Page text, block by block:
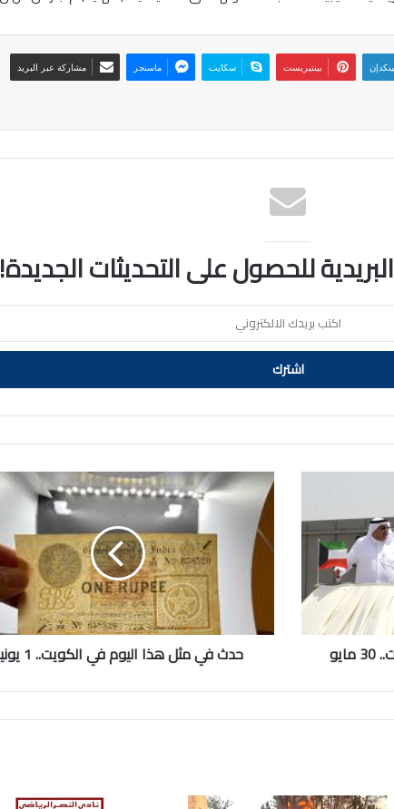
بينتيريست سكايب ماسنجر مشاركة عبر البريد
للحصول على التحديثات الجديدة!
حدث
في
مثل
هذا
اليوم
الكويت..
يونيو
حدث في مثل هذا اليوم في الكويت.. 1 يونيو